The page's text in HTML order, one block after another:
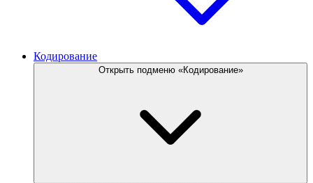
Кодирование
Открыть подменю «Кодирование»